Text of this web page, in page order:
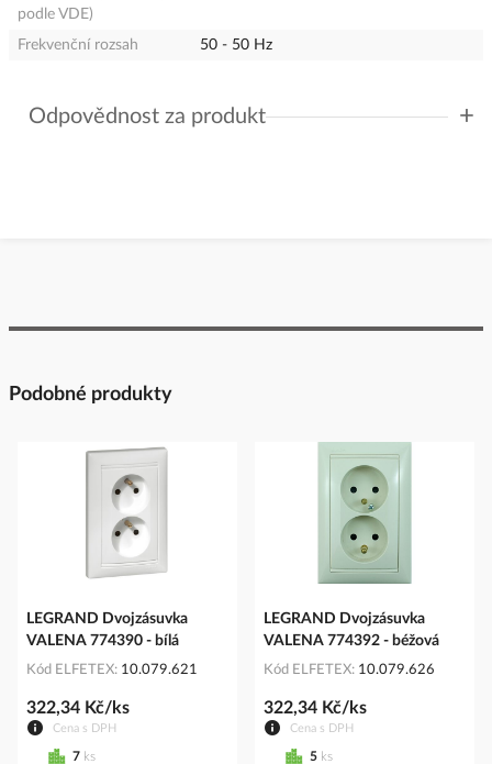
podle VDE)
Frekvenční rozsah 50 - 50 Hz
GPSR Details
Odpovědnost za produkt +
Podobné produkty
LEGRAND Dvojzásuvka
VALENA 774390 - bílá
Kód ELFETEX 10.079.621
Cena s DPH
322,34 Kč/ks
7 ks
LEGRAND Dvojzásuvka
VALENA 774392 - béžová
Kód ELFETEX 10.079.626
Cena s DPH
322,34 Kč/ks
5 ks